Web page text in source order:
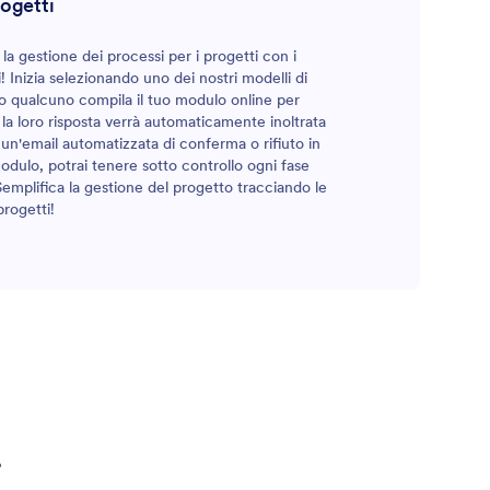
gestione dei processi per i progetti con i
selezionando uno dei nostri modelli di
qualcuno compila il tuo modulo online per
loro risposta verrà automaticamente inoltrata
automatizzata di conferma o rifiuto in
potrai tenere sotto controllo ogni fase
la gestione del progetto tracciando le